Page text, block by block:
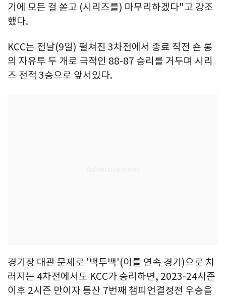
기에 모든 걸 쏟고 (시리즈를) 마무리하겠다"고 강조
했다.
KCC는 전날(9일) 펼쳐진 3차전에서 종료 직전 숀 롱
의 자유투 두 개로 극적인 88-87 승리를 거두며 시리
즈 전적 3승으로 앞서있다.
경기장 대관 문제로 '백투백'(이틀 연속 경기)으로 치
러지는 4차전에서도 KCC가 승리하면, 2023-24시즌
이후 2시즌 만이자 통산 7번째 챔피언결정전 우승을